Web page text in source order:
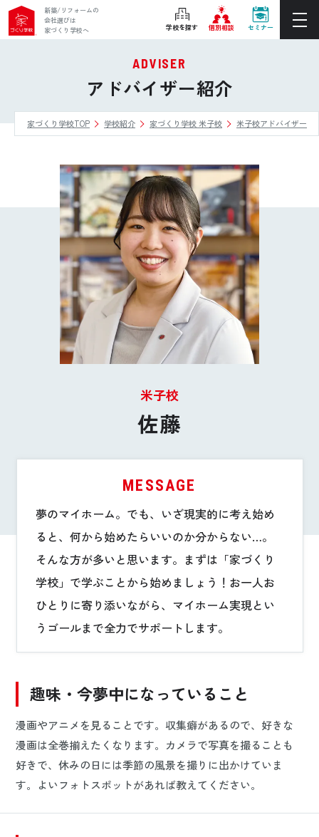
新築/リフォームの
会社選びは
家づくり学校へ
学校を探す 個別相談 セミナー
ぴったりの住宅会社をご提案
個別相談
後悔しない家づくりをレクチャー
セミナーをみる
ご利用は無料！全国20校
お近くの学校を探す
ホーム
家づくり学校とは
お悩み・相談事例
ご利用者の声・実例
公式SNSをチェック
YOUTUBE Instagram
プライバシーポリシー
ADVISER
アドバイザー紹介
家づくり学校TOP 学校紹介 家づくり学校 米子校 米子校アドバイザー
米子校
佐藤
MESSAGE
夢のマイホーム。でも、いざ現実的に考え始め
ると、何から始めたらいいのか分からない…。
そんな方が多いと思います。まずは「家づくり
学校」で学ぶことから始めましょう！お一人お
ひとりに寄り添いながら、マイホーム実現とい
うゴールまで全力でサポートします。
趣味・今夢中になっていること
漫画やアニメを見ることです。収集癖があるので、好きな
漫画は全巻揃えたくなります。カメラで写真を撮ることも
好きで、休みの日には季節の風景を撮りに出かけていま
す。よいフォトスポットがあれば教えてください。